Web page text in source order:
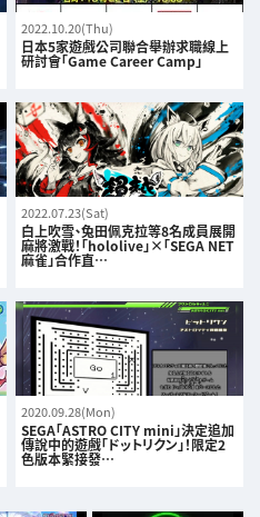
2022.10.20(Thu)
日本5家遊戲公司聯合舉辦求職線上
研討會「Game Career Camp」
2022.07.23(Sat)
白上吹雪、兔田佩克拉等8名成員展開
麻將激戰！「hololive」×「SEGA NET
麻雀」合作直…
2020.09.28(Mon)
SEGA「ASTRO CITY mini」決定追加
傳說中的遊戲「ドットリクン」！限定2
色版本緊接發…